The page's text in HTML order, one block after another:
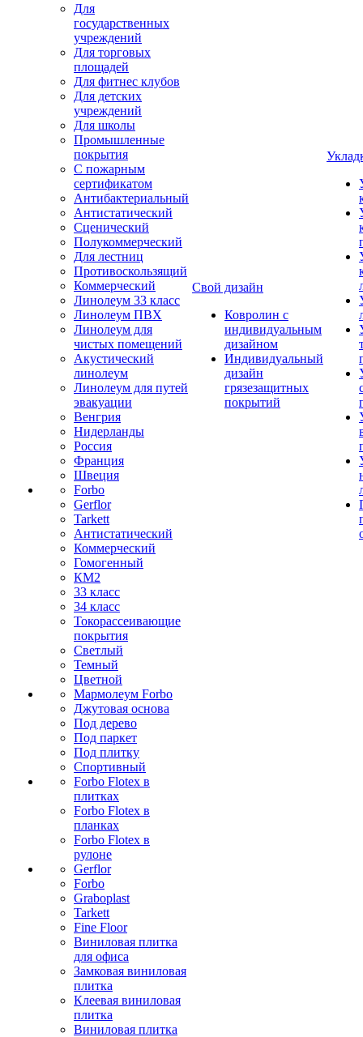
Для
государственных
учреждений
Для торговых
площадей
Для фитнес клубов
Для детских
учреждений
Для школы
Промышленные
покрытия
С пожарным
сертификатом
Антибактериальный
Антистатический
Сценический
Полукоммерческий
Для лестниц
Противоскользящий
Коммерческий
Линолеум 33 класс
Линолеум ПВХ
Линолеум для
чистых помещений
Акустический
линолеум
Линолеум для путей
эвакуации
Венгрия
Нидерланды
Россия
Франция
Швеция
Forbo
Gerflor
Tarkett
Антистатический
Коммерческий
Гомогенный
КМ2
33 класс
34 класс
Токорассеивающие
покрытия
Светлый
Темный
Цветной
Мармолеум Forbo
Джутовая основа
Под дерево
Под паркет
Под плитку
Спортивный
Forbo Flotex в
плитках
Forbo Flotex в
планках
Forbo Flotex в
рулоне
Gerflor
Forbo
Graboplast
Tarkett
Fine Floor
Виниловая плитка
для офиса
Замковая виниловая
плитка
Клеевая виниловая
плитка
Виниловая плитка
Свой дизайн
Ковролин с
индивидуальным
дизайном
Индивидуальный
дизайн
грязезащитных
покрытий